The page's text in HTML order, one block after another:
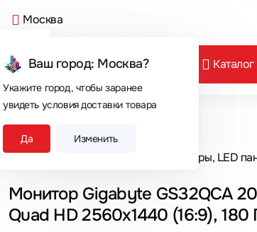
Москва
Ваш город: Москва?
Укажите город, чтобы заранее
увидеть условия доставки товара
Да Изменить
Каталог
Сегодня покупают
Главная Мониторы, LED
Монитор Gigabyte GS32QCA
Quad HD 2560x1440 (16:9), 180